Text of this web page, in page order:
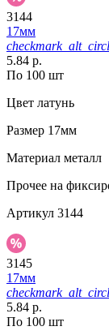
3144
17мм
5.84 р.
По 100 шт
Цвет латунь
Размер 17мм
Материал металл
Прочее на
Артикул 3144
3145
17мм
5.84 р.
По 100 шт